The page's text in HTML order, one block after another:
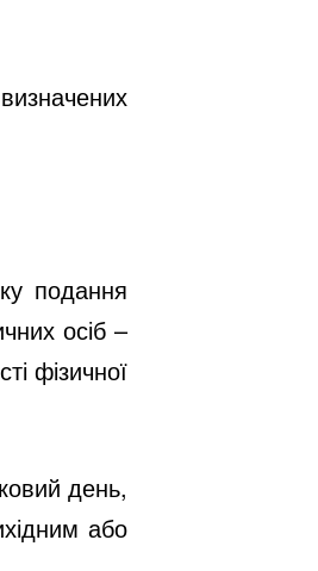
подання
осіб –
фізичної
день,
або